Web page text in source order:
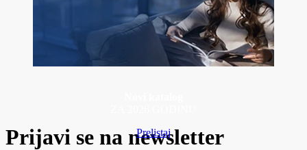
Prelistaj
Prijavi se na newsletter